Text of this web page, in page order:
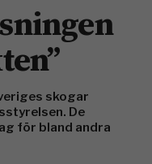
skogar
De
för bland andra